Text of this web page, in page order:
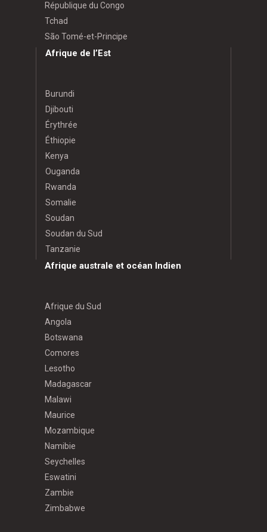
République du Congo
Tchad
São Tomé-et-Principe
Afrique de l’Est
Burundi
Djibouti
Érythrée
Éthiopie
Kenya
Ouganda
Rwanda
Somalie
Soudan
Soudan du Sud
Tanzanie
Afrique australe et océan Indien
Afrique du Sud
Angola
Botswana
Comores
Lesotho
Madagascar
Malawi
Maurice
Mozambique
Namibie
Seychelles
Eswatini
Zambie
Zimbabwe